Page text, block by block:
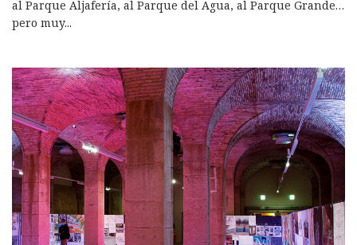
al Parque Aljafería, al Parque del Agua, al Parque Grande…
pero muy...